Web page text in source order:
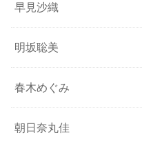
早見沙織
明坂聡美
春木めぐみ
朝日奈丸佳